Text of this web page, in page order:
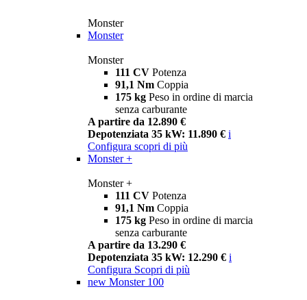
Monster
Monster
Monster
111 CV Potenza
91,1 Nm Coppia
175 kg Peso in ordine di marcia
senza carburante
A partire da 12.890 €
Depotenziata 35 kW: 11.890 € i
Configura scopri di più
Monster +
Monster +
111 CV Potenza
91,1 Nm Coppia
175 kg Peso in ordine di marcia
senza carburante
A partire da 13.290 €
Depotenziata 35 kW: 12.290 € i
Configura Scopri di più
new Monster 100